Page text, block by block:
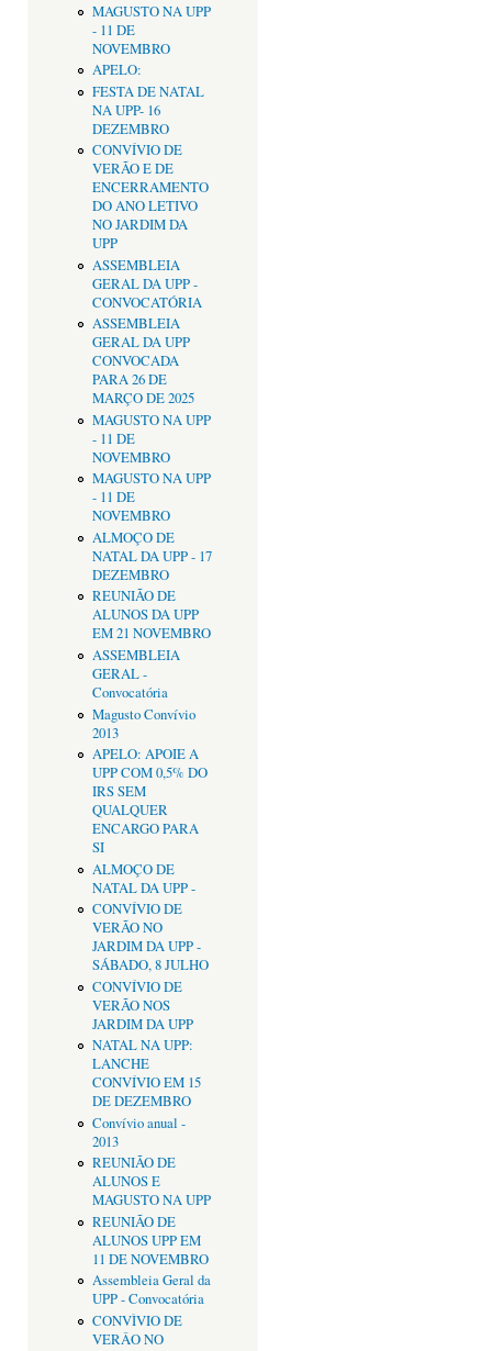
MAGUSTO NA UPP
- 11 DE
NOVEMBRO
APELO:
FESTA DE NATAL
NA UPP- 16
DEZEMBRO
CONVÍVIO DE
VERÃO E DE
ENCERRAMENTO
DO ANO LETIVO
NO JARDIM DA
UPP
ASSEMBLEIA
GERAL DA UPP -
CONVOCATÓRIA
ASSEMBLEIA
GERAL DA UPP
CONVOCADA
PARA 26 DE
MARÇO DE 2025
MAGUSTO NA UPP
- 11 DE
NOVEMBRO
MAGUSTO NA UPP
- 11 DE
NOVEMBRO
ALMOÇO DE
NATAL DA UPP - 17
DEZEMBRO
REUNIÃO DE
ALUNOS DA UPP
EM 21 NOVEMBRO
ASSEMBLEIA
GERAL -
Convocatória
Magusto Convívio
2013
APELO: APOIE A
UPP COM 0,5% DO
IRS SEM
QUALQUER
ENCARGO PARA
SI
ALMOÇO DE
NATAL DA UPP -
CONVÍVIO DE
VERÃO NO
JARDIM DA UPP -
SÁBADO, 8 JULHO
CONVÍVIO DE
VERÃO NOS
JARDIM DA UPP
NATAL NA UPP:
LANCHE
CONVÍVIO EM 15
DE DEZEMBRO
Convívio anual -
2013
REUNIÃO DE
ALUNOS E
MAGUSTO NA UPP
REUNIÃO DE
ALUNOS UPP EM
11 DE NOVEMBRO
Assembleia Geral da
UPP - Convocatória
CONVÌVIO DE
VERÂO NO